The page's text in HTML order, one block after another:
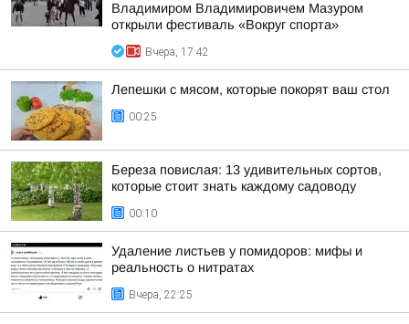
Владимиром Владимировичем Мазуром
открыли фестиваль «Вокруг спорта»
Вчера, 17:42
Лепешки с мясом, которые покорят ваш стол
00:25
Береза повислая: 13 удивительных сортов,
которые стоит знать каждому садоводу
00:10
Удаление листьев у помидоров: мифы и
реальность о нитратах
Вчера, 22:25